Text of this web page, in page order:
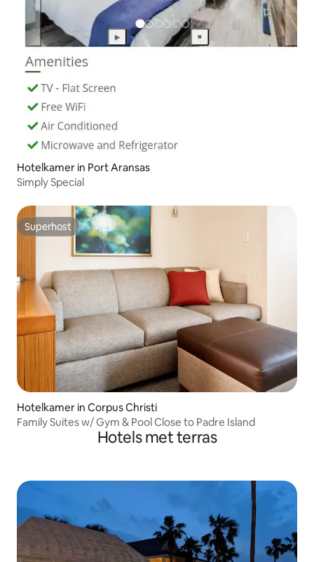
Hotelkamer in Port Aransas
Simply Special
Superhost
Superhost
Hotelkamer in Corpus Christi
Family Suites w/ Gym & Pool Close to Padre Island
Hotels met terras